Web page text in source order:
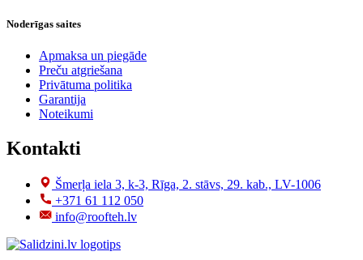
Noderīgas saites
Apmaksa un piegāde
Preču atgriešana
Privātuma politika
Garantija
Noteikumi
Kontakti
Šmerļa iela 3, k-3, Rīga, 2. stāvs, 29. kab., LV-1006
+371 61 112 050
info@roofteh.lv